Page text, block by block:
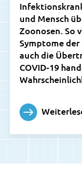
und Mensch
Zoonosen. So
Symptome
auch die
COVID-19